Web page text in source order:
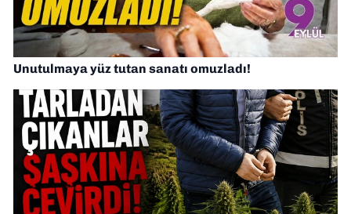
Unutulmaya yüz tutan sanatı omuzladı!